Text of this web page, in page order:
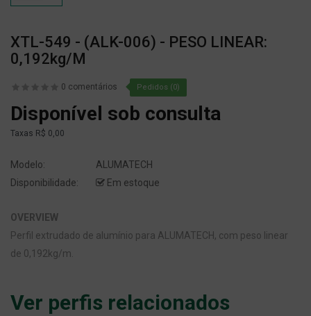
XTL-549 - (ALK-006) - PESO LINEAR:
0,192kg/m
0 comentários Pedidos (0)
Disponível sob consulta
Taxas R$ 0,00
Modelo:
ALUMATECH
Disponibilidade:
Em estoque
OVERVIEW
Perfil extrudado de alumínio para ALUMATECH, com peso linear
de 0,192kg/m.
Ver perfis relacionados